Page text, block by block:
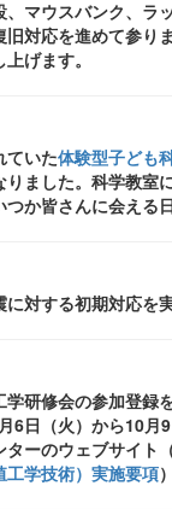
マウスバンク、ラ
対応を進めて参り
げます。
ていた体験型子ども
ました。科学教室
か皆さんに会える
対する初期対応を
研修会の参加登録
6日（火）から10月
ーのウェブサイト
学技術）実施要項